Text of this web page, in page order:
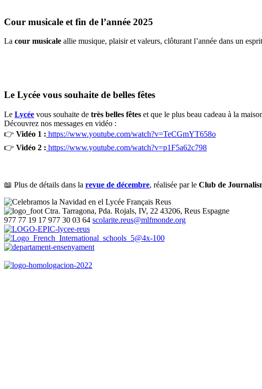
Cour musicale et fin de l’année 2025
La cour musicale allie musique, plaisir et valeurs, clôturant l’année dans un
Le Lycée vous souhaite de belles fêtes
Le Lycée vous souhaite de très belles fêtes et que le plus beau cadeau à la
Découvrez nos messages en vidéo :
👉 Vidéo 1 : https://www.youtube.com/watch?v=TeCGmYT658o
👉 Vidéo 2 : https://www.youtube.com/watch?v=p1F5a62c798
📖 Plus de détails dans la revue de décembre, réalisée par le Club de
Ctra. Tarragona, Pda. Rojals, IV, 22 43206, Reus Espagne
977 77 19 17 977 30 03 64 scolarite.reus@mlfmonde.org